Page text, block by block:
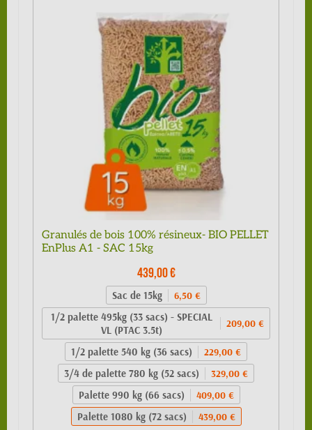
Granulés de bois 100% résineux- BIO PELLET
EnPlus A1 - SAC 15kg
439,00 €
Sac de 15kg 6,50 €
1/2 palette 495kg (33 sacs) - SPECIAL
VL (PTAC 3.5t)
209,00 €
1/2 palette 540 kg (36 sacs) 229,00 €
3/4 de palette 780 kg (52 sacs) 329,00 €
Palette 990 kg (66 sacs) 409,00 €
Palette 1080 kg (72 sacs) 439,00 €